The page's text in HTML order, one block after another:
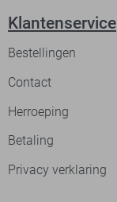
Klantenservice
Bestellingen
Contact
Herroeping
Betaling
Privacy verklaring